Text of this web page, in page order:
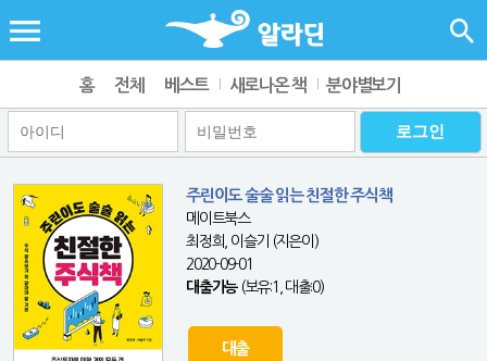
홈 전체 베스트 새로나온 책 분야별보기
주린이도 술술 읽는 친절한 주식책
메이트북스
최정희, 이슬기 (지은이)
2020-09-01
대출가능(보유:1, 대출:0)
대출